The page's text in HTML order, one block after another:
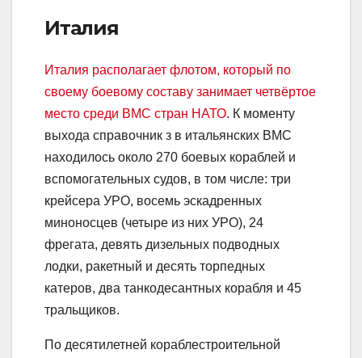
Италия
Италия располагает флотом, который по
своему боевому составу занимает четвёртое
место среди ВМС стран НАТО. К моменту
выхода справочник з в итальянских ВМС
находилось около 270 боевых кораблей и
вспомогательных судов, в том числе: три
крейсера УРО, восемь эскадренных
миноносцев (четыре из них УРО), 24
фрегата, девять дизельных подводных
лодки, ракетный и десять торпедных
катеров, два танкодесантных корабля и 45
тральщиков.
По десятилетней кораблестроительной